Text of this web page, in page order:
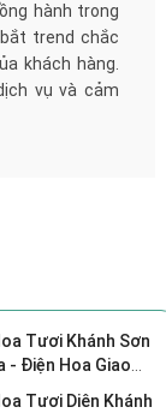
hành trong
trend chắc
khách hàng.
vụ và cảm
Tươi Khánh Sơn
- Điện Hoa Giao
Tốt
Tươi Diên Khánh